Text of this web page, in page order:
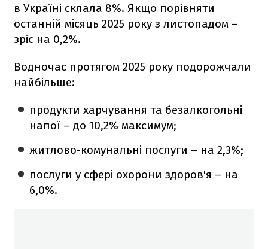
в Україні склала 8%. Якщо порівняти
останній місяць 2025 року з листопадом –
зріс на 0,2%.
Водночас протягом 2025 року подорожчали
найбільше:
продукти харчування та безалкогольні
напої – до 10,2% максимум;
житлово-комунальні послуги – на 2,3%;
послуги у сфері охорони здоров'я – на
6,0%.